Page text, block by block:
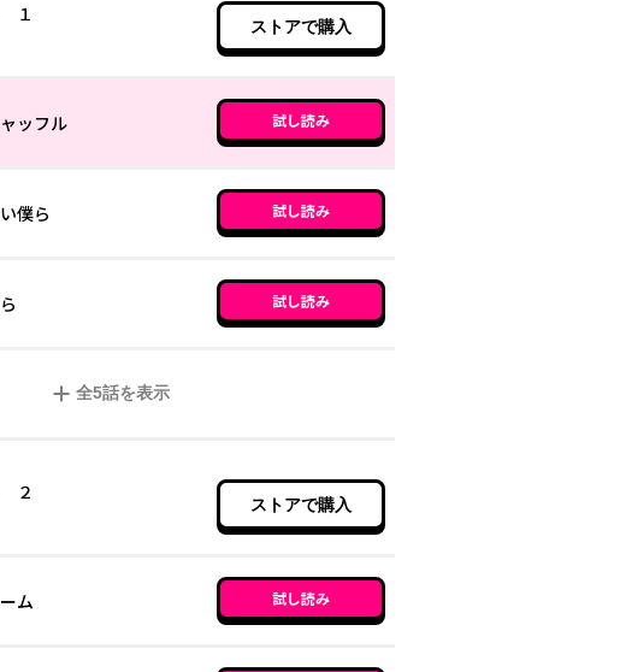
１
ストアで購入
ッフル 試し読み
僕ら 試し読み
試し読み
全5話を表示
２
ストアで購入
ム 試し読み